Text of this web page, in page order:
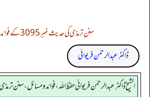
سنن ترمذی کی حدیث نمبر 3095 کے فوائد و مسائل
ڈاکٹر عبدالرحمٰن فریوائی
الشیخ ڈاکٹر عبد الرحمٰن فریوائی حفظ اللہ، فوائد و مسائل، سنن